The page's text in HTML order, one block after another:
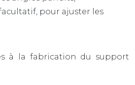
pour ajuster les